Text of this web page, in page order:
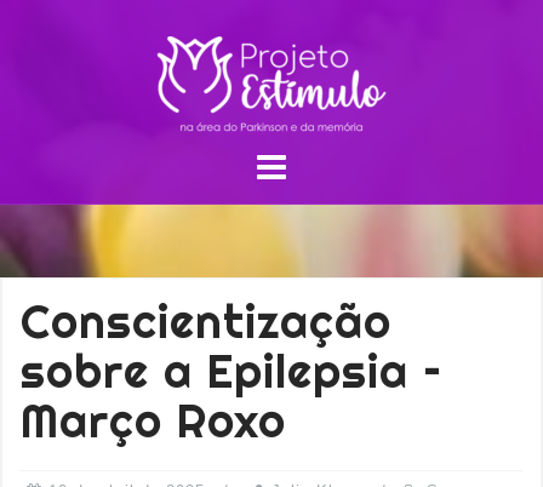
Conscientização
sobre a Epilepsia –
Março Roxo